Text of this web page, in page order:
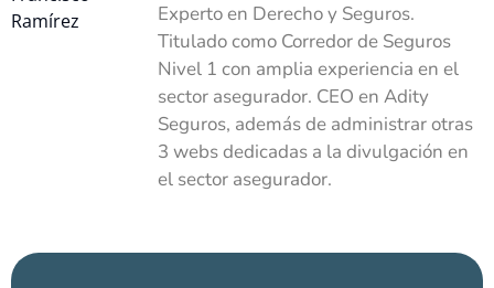
Experto en Derecho y Seguros.
Titulado como Corredor de Seguros
Nivel 1 con amplia experiencia en el
sector asegurador. CEO en Adity
Seguros, además de administrar otras
3 webs dedicadas a la divulgación en
el sector asegurador.